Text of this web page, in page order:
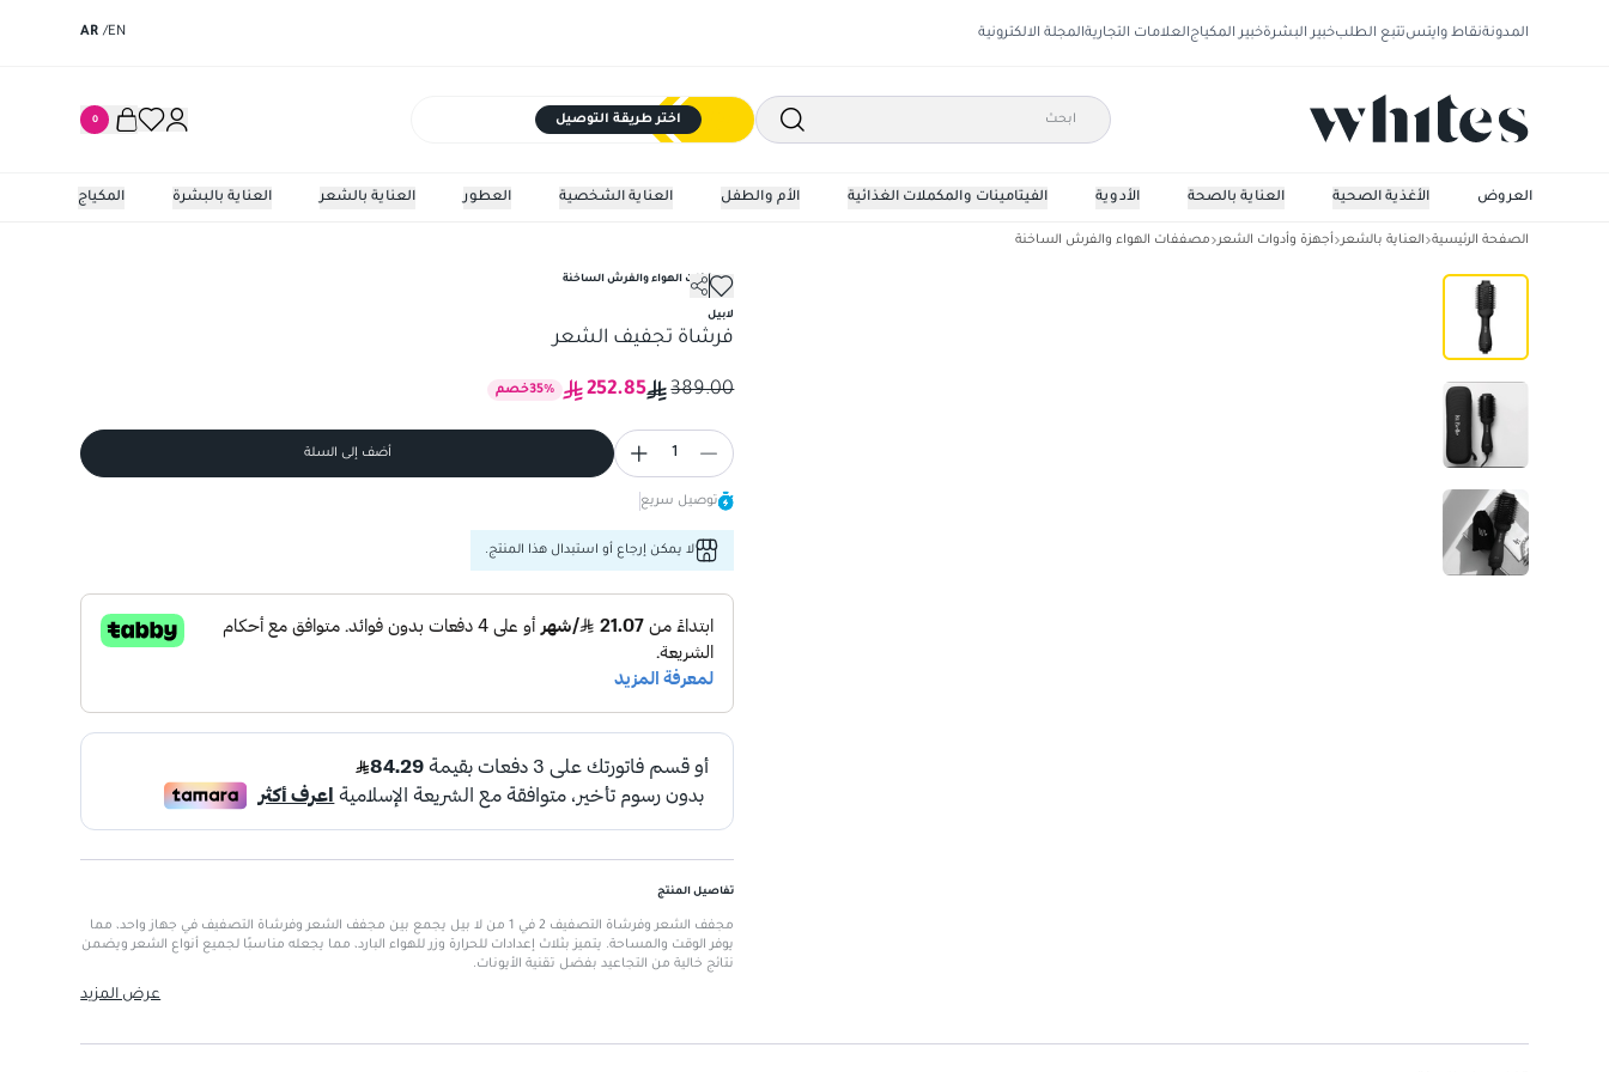
المدونةنقاط وايتستتبع الطلبخبير البشرةخبير المكياجالعلامات التجاريةالمجلة الالكترونية EN
/
AR
اختر طريقة التوصيل 0
المكياج العناية بالبشرة العناية بالشعر العطور العناية الشخصية الأم والطفل الفيتامينات والمكملات الغذائية الأدوية العناية بالصحة الأغذية الصحية العروض
الصفحة الرئيسية العناية بالشعر أجهزة وأدوات الشعر مصففات الهواء والفرش الساخنة
فرشاة تجفيف الشعر
مصففات الهواء والفرش الساخنة
لابيل
فرشاة تجفيف الشعر
389.00
252.85
35% خصم
1 أضف إلى السلة
توصيل سريع
لا يمكن إرجاع أو استبدال هذا المنتج.
تفاصيل المنتج
مجفف الشعر وفرشاة التصفيف 2 في 1 من لا بيل يجمع بين مجفف الشعر وفرشاة التصفيف في جهاز واحد، مما
يوفر الوقت والمساحة. يتميز بثلاث إعدادات للحرارة وزر للهواء البارد، مما يجعله مناسبًا لجميع أنواع الشعر ويضمن
نتائج خالية من التجاعيد بفضل تقنية الأيونات.
تقنية الأيونات: تحسن اللمعان وتقلل التجاعيد.
عرض المزيد